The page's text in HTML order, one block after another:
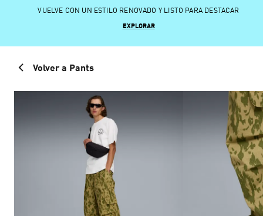
VUELVE CON UN ESTILO RENOVADO Y LISTO PARA DESTACAR
EXPLORAR
Volver a Pants